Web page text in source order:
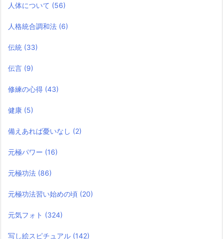
人体について (56)
人格統合調和法 (6)
伝統 (33)
伝言 (9)
修練の心得 (43)
健康 (5)
備えあれば憂いなし (2)
元極パワー (16)
元極功法 (86)
元極功法習い始めの頃 (20)
元気フォト (324)
写し絵スピチュアル (142)